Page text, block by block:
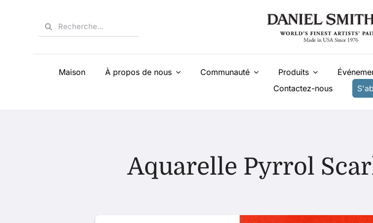
Search
for:
Maison À propos de nous Communauté Produits
Contactez-nous
Aquarelle Pyrrol